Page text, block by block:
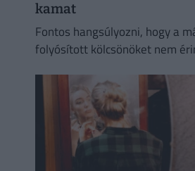
kamat
Fontos hangsúlyozni, hogy a
folyósított kölcsönöket nem
törlesztőrészlet.